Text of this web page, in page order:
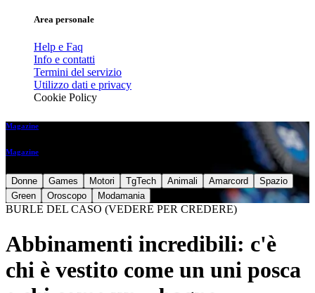
Area personale
Help e Faq
Info e contatti
Termini del servizio
Utilizzo dati e privacy
Cookie Policy
Magazine
Magazine
Donne Games Motori TgTech Animali Amarcord
Spazio
Green
Oroscopo Modamania
BURLE DEL CASO (VEDERE PER CREDERE)
Abbinamenti incredibili: c'è
chi è vestito come un uni posca